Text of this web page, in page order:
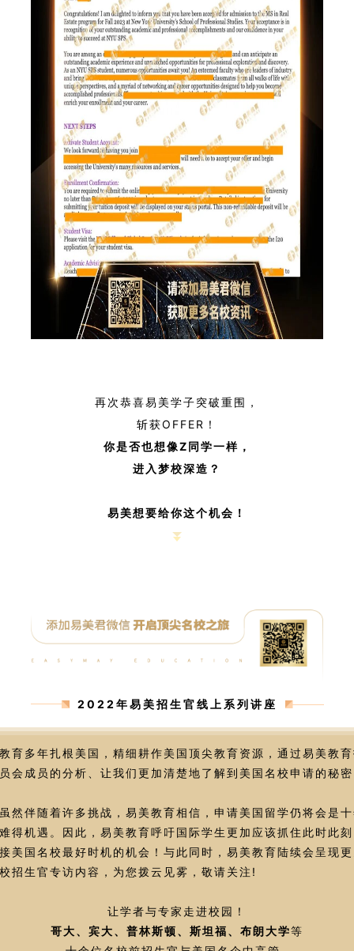
再次恭喜易美学子突破重围，
斩获OFFER！
你是否也想像Z同学一样，
进入梦校深造？
易美想要给你这个机会！
2022年易美招生官线上系列讲座
育多年扎根美国，精细耕作美国顶尖教育资源，通过易美教
会成员的分析、让我们更加清楚地了解到美国名校申请的秘
然伴随着许多挑战，易美教育相信，申请美国留学仍将会是
得机遇。因此，易美教育呼吁国际学生更加应该抓住此时此
美国名校最好时机的机会！与此同时，易美教育陆续会呈现
招生官专访内容，为您拨云见雾，敬请关注!
让学者与专家走进校园！
哥大、宾大、普林斯顿、斯坦福、布朗大学等